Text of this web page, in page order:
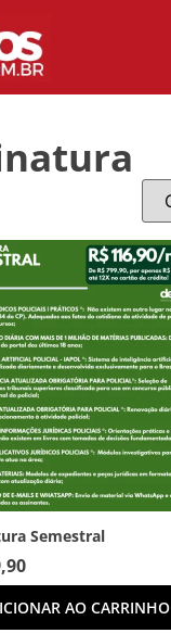
Semestral
AO CARRINHO